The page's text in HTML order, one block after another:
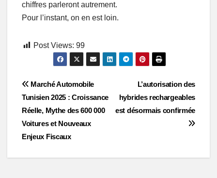
chiffres parleront autrement.
Pour l’instant, on en est loin.
Post Views: 99
Post
navigation
L’autorisation des
hybrides rechargeables
est désormais confirmée
Marché Automobile
Tunisien 2025 : Croissance
Réelle, Mythe des 600 000
Voitures et Nouveaux
Enjeux Fiscaux